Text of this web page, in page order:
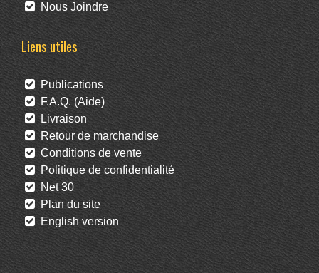
Nous Joindre
Liens utiles
Publications
F.A.Q. (Aide)
Livraison
Retour de marchandise
Conditions de vente
Politique de confidentialité
Net 30
Plan du site
English version